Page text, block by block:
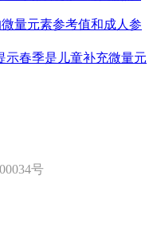
量元素参考值和成人参
示春季是儿童补充微量元
号